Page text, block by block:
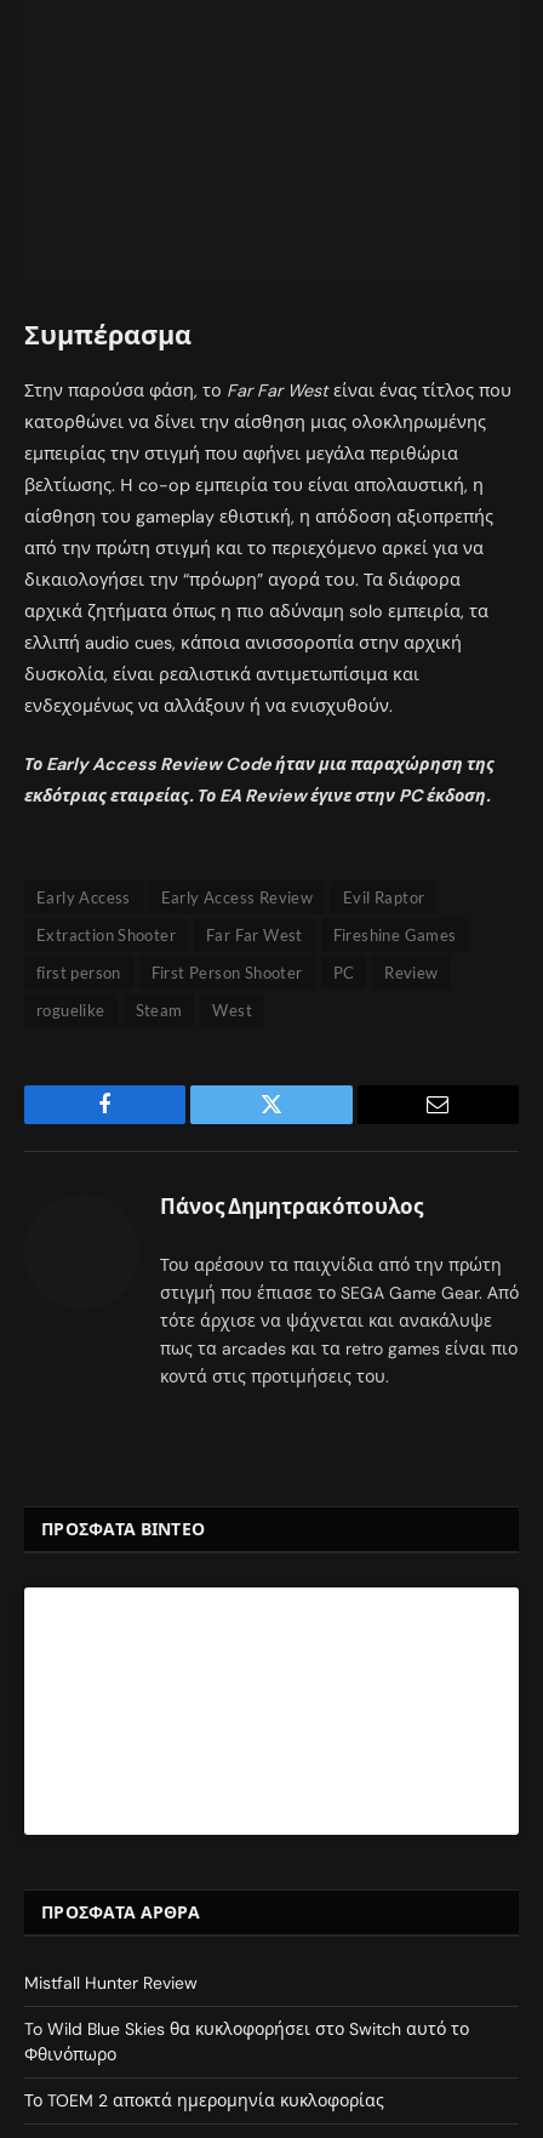
Συμπέρασμα
Στην παρούσα φάση, το Far Far Westείναι ένας τίτλος που
κατορθώνει να δίνει την αίσθηση μιας ολοκληρωμένης
εμπειρίας την στιγμή που αφήνει μεγάλα περιθώρια
βελτίωσης. Η co-op εμπειρία του είναι απολαυστική, η
αίσθηση του gameplay εθιστική, η απόδοση αξιοπρεπής
από την πρώτη στιγμή και το περιεχόμενο αρκεί για να
δικαιολογήσει την “πρόωρη” αγορά του. Τα διάφορα
αρχικά ζητήματα όπως η πιο αδύναμη solo εμπειρία, τα
ελλιπή audio cues, κάποια ανισσοροπία στην αρχική
δυσκολία, είναι ρεαλιστικά αντιμετωπίσιμα και
ενδεχομένως να αλλάξουν ή να ενισχυθούν.
Το Early Access Review Code ήταν μια παραχώρηση της
εκδότριας εταιρείας. Το EA Review έγινε στην PC έκδοση.
Early Access Early Access Review
Evil Raptor
Extraction Shooter
Far Far West
Fireshine Games
first person
First Person Shooter PC
Review
roguelike
Steam West
Facebook Twitter
Πάνος Δημητρακόπουλος
Του αρέσουν τα παιχνίδια από την πρώτη
στιγμή που έπιασε το SEGA Game Gear. Από
τότε άρχισε να ψάχνεται και ανακάλυψε
πως τα arcades και τα retro games είναι πιο
κοντά στις προτιμήσεις του.
ΠΡΟΣΦΑΤΑ ΒΙΝΤΕΟ
ΠΡΌΣΦΑΤΑ ΆΡΘΡΑ
Mistfall Hunter Review
To Wild Blue Skies θα κυκλοφορήσει στο Switch αυτό το
Φθινόπωρο
Το TOEM 2 αποκτά ημερομηνία κυκλοφορίας